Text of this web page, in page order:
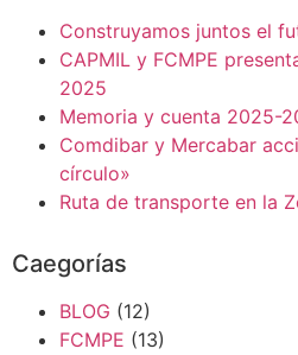
Construyamos juntos el
CAPMIL y FCMPE
2025
Memoria y cuenta 2025-
Comdibar y Mercabar
círculo»
Ruta de transporte en la
Caegorías
BLOG (12)
FCMPE (13)